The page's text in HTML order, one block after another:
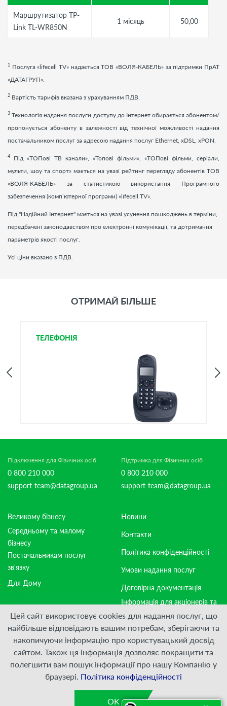
Маршрутизатор TP-
Link TL-WR850N
1 місяць 50,00
1 Послуга «lifecell TV» надається ТОВ «ВОЛЯ-КАБЕЛЬ» за підтримки ПрАТ
«ДАТАГРУП».
2 Вартість тарифів вказана з урахуванням ПДВ.
3 Технологія надання послуги доступу до Інтернет обирається абонентом/
пропонується абоненту в залежності від технічної можливості надання
постачальником послуг за адресою надання послуг Ethernet, xDSL, xPON.
4
Під «ТОПові ТВ канали», «Топові фільми», «ТОПові фільми, серіали,
мульти, шоу та спорт» мається на увазі рейтинг перегляду абонентів ТОВ
«ВОЛЯ-КАБЕЛЬ» за статистикою використання Програмного
забезпечення (комп’ютерної програми) «lifecell TV».
Під "Надійний Інтернет" мається на увазі усунення пошкоджень в терміни,
передбачені законодавством про електронні комунікації, та дотримання
параметрів якості послуг.
Усі ціни вказано з ПДВ.
ОТРИМАЙ БІЛЬШЕ
ТЕЛЕФОНІЯ
Підключення для Фізичних осіб
0 800 210 000
support-team@datagroup.ua
Підтримка для Фізичних осіб
0 800 210 000
support-team@datagroup.ua
Великому бізнесу
Середньому та малому
бізнесу
Постачальникам послуг
зв'язку
Для Дому
Новини
Контакти
Політика конфіденційності
Умови надання послуг
Договірна документація
Інформація для акціонерів та
стейкхолдерів
Приєднуйтесь:
© ПрАТ "ДАТАГРУП", 2000 — 2026
Цей сайт використовує cookies для надання послуг, що
найбільше відповідають вашим потребам, зберігаючи та
накопичуючи інформацію про користувацький досвід
сайтом. Також ця інформація дозволяє покращити та
полегшити вам пошук інформації про нашу Компанію у
браузері. Політика конфіденційності
OK